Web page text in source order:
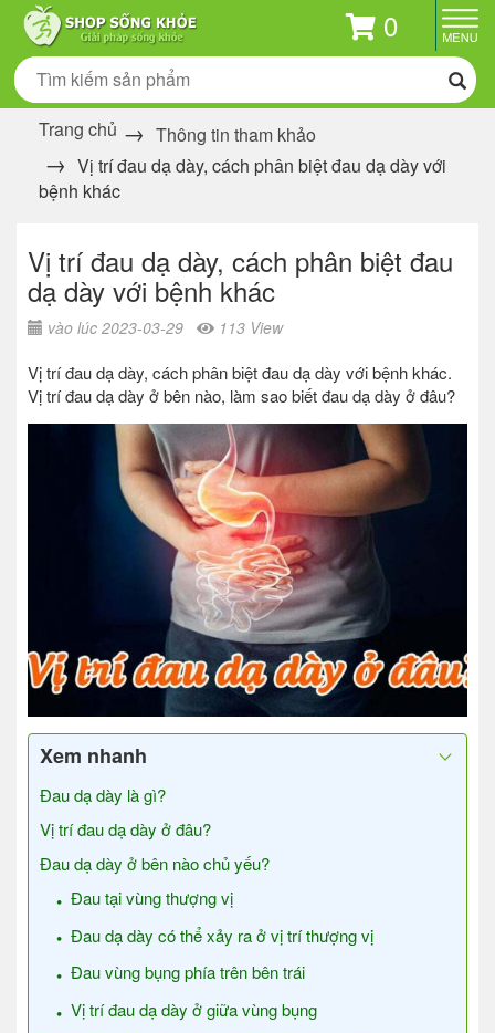
0
Trang chủ
Thông tin tham khảo
Vị trí đau dạ dày, cách phân biệt đau dạ dày với
bệnh khác
Vị trí đau dạ dày, cách phân biệt đau
dạ dày với bệnh khác
vào lúc 2023-03-29 113 View
Vị trí đau dạ dày, cách phân biệt đau dạ dày với bệnh khác.
Vị trí đau dạ dày ở bên nào, làm sao biết đau dạ dày ở đâu?
Xem nhanh
Đau dạ dày là gì?
Vị trí đau dạ dày ở đâu?
Đau dạ dày ở bên nào chủ yếu?
Đau tại vùng thượng vị
Đau dạ dày có thể xảy ra ở vị trí thượng vị
Đau vùng bụng phía trên bên trái
Vị trí đau dạ dày ở giữa vùng bụng